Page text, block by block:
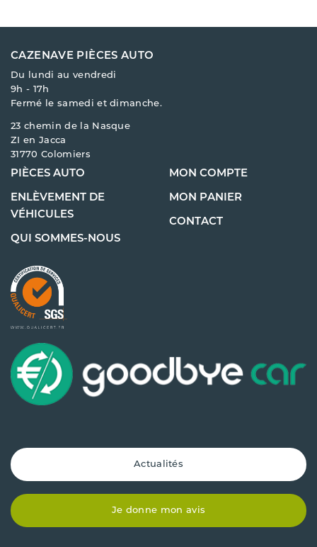
CAZENAVE PIÈCES AUTO
Du lundi au vendredi
9h - 17h
Fermé le samedi et dimanche.
23 chemin de la Nasque
ZI en Jacca
31770 Colomiers
PIÈCES AUTO
ENLÈVEMENT DE
VÉHICULES
QUI SOMMES-NOUS
MON COMPTE
MON PANIER
CONTACT
Actualités
Je donne mon avis